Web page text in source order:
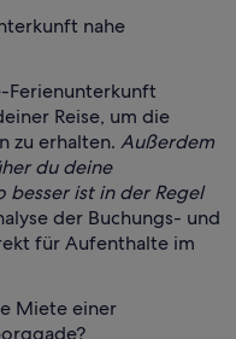
nahe
Ferienunterkunft
Reise, um die
zu erhalten. Außerdem
du deine
ist in der Regel
der Buchungs- und
für Aufenthalte im
Miete einer